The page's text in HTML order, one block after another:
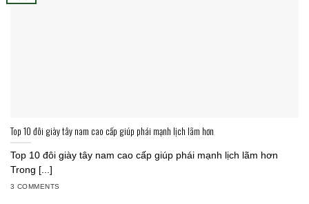
Top 10 đôi giày tây nam cao cấp giúp phái mạnh lịch lãm hơn
Top 10 đôi giày tây nam cao cấp giúp phái mạnh lịch lãm hơn
Trong [...]
3 COMMENTS